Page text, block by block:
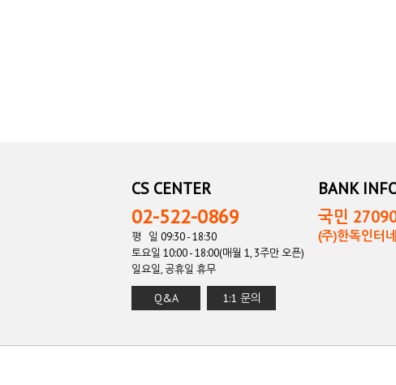
CS CENTER
02-522-0869
평 일 09:30 - 18:30
토요일 10:00 - 18:00(매월 1, 3주만 오픈)
일요일, 공휴일 휴무
Q&A 1:1 문의
BANK
국민
(주)한독인터